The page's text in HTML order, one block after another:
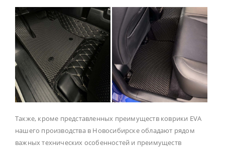
Также, кроме представленных преимуществ коврики EVA
нашего производства в Новосибирске обладают рядом
важных технических особенностей и преимуществ